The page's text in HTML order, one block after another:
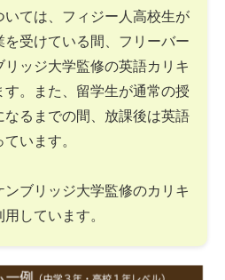
ては、フィジー人高校生が
受けている間、フリーバー
リッジ大学監修の英語カリキ
す。また、留学生が通常の授
るまでの間、放課後は英語
います。
ブリッジ大学監修のカリキ
しています。